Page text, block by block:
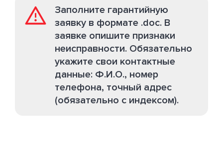
Заполните гарантийную
заявку в формате .doc. В
заявке опишите признаки
неисправности. Обязательно
укажите свои контактные
данные: Ф.И.О., номер
телефона, точный адрес
(обязательно с индексом).